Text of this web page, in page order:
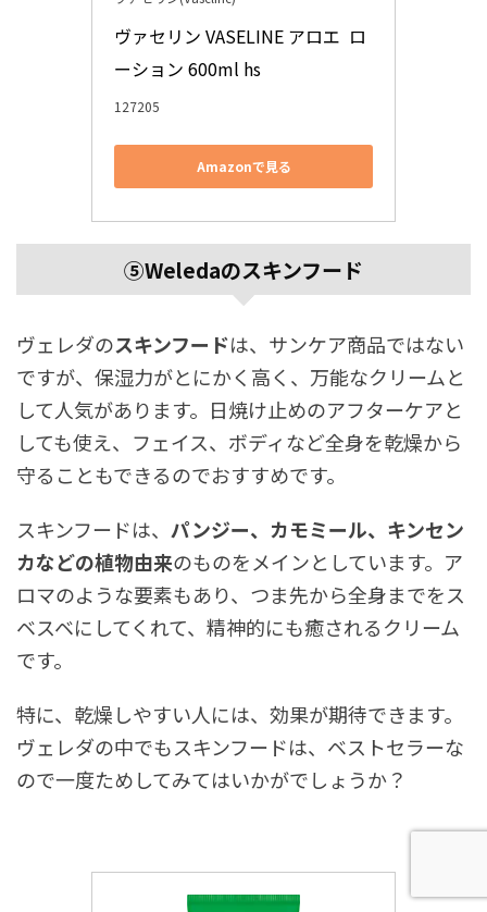
ヴァセリン VASELINE アロエ  ロ
ーション 600ml hs
127205
Amazonで見る
⑤Weledaのスキンフード
ヴェレダのスキンフードは、サンケア商品ではない
ですが、保湿力がとにかく高く、万能なクリームと
して人気があります。日焼け止めのアフターケアと
しても使え、フェイス、ボディなど全身を乾燥から
守ることもできるのでおすすめです。
スキンフードは、 パンジー、カモミール、キンセン
カなどの植物由来のものをメインとしています。ア
ロマのような要素もあり、つま先から全身までをス
ベスベにしてくれて、精神的にも癒されるクリーム
です。
特に、乾燥しやすい人には、効果が期待できます。
ヴェレダの中でもスキンフードは、ベストセラーな
ので一度ためしてみてはいかがでしょうか？